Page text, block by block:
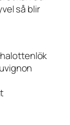
så blir